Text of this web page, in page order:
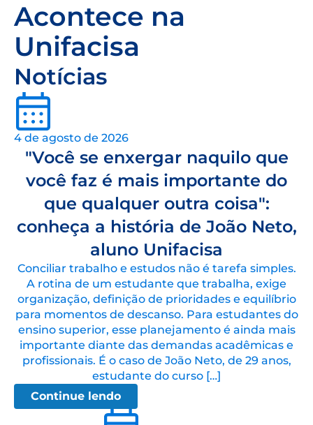
Acontece na
Unifacisa
Notícias
4 de agosto de 2026
"Você se enxergar naquilo que
você faz é mais importante do
que qualquer outra coisa":
conheça a história de João Neto,
aluno Unifacisa
Conciliar trabalho e estudos não é tarefa simples.
A rotina de um estudante que trabalha, exige
organização, definição de prioridades e equilíbrio
para momentos de descanso. Para estudantes do
ensino superior, esse planejamento é ainda mais
importante diante das demandas acadêmicas e
profissionais. É o caso de João Neto, de 29 anos,
estudante do curso […]
Continue lendo